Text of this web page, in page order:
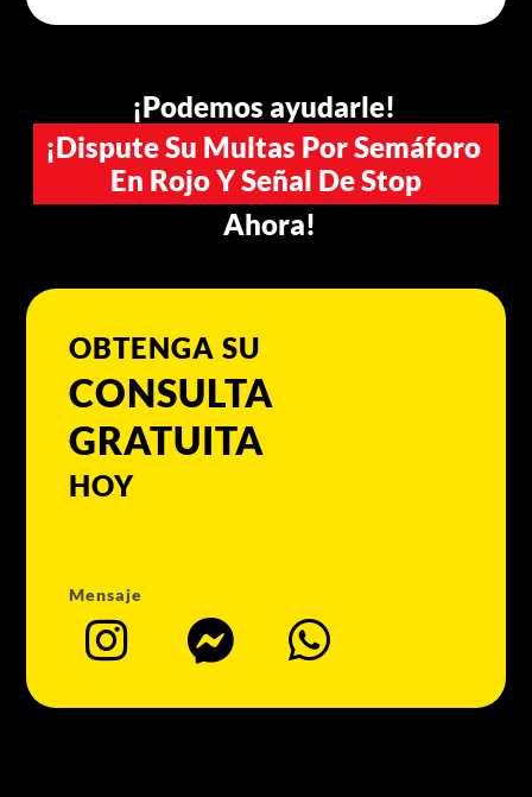
¡Podemos ayudarle!
¡Dispute Su Multas Por Semáforo
En Rojo Y Señal De Stop
Ahora!
OBTENGA SU
CONSULTA
GRATUITA
HOY
Mensaje
  